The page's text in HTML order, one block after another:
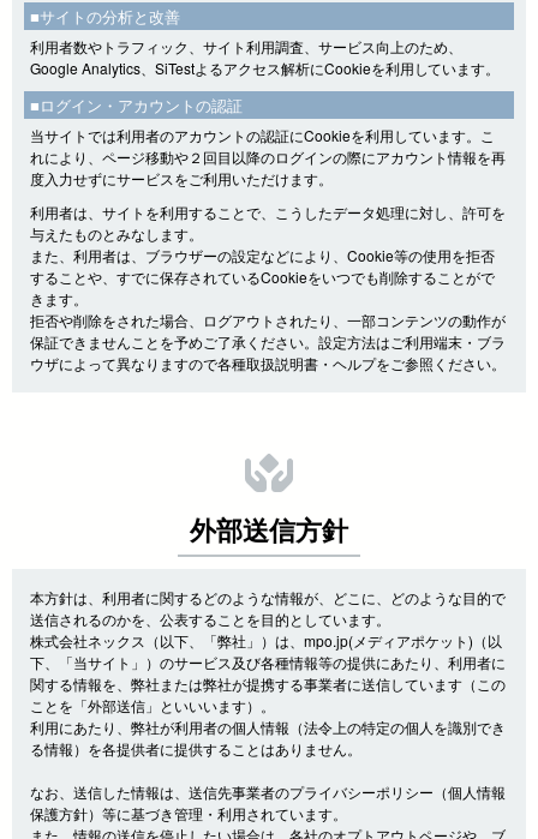
■サイトの分析と改善
利用者数やトラフィック、サイト利用調査、サービス向上のため、
Google Analytics、SiTestよるアクセス解析にCookieを利用しています。
■ログイン・アカウントの認証
当サイトでは利用者のアカウントの認証にCookieを利用しています。こ
れにより、ページ移動や２回目以降のログインの際にアカウント情報を再
度入力せずにサービスをご利用いただけます。
利用者は、サイトを利用することで、こうしたデータ処理に対し、許可を
与えたものとみなします。
また、利用者は、ブラウザーの設定などにより、Cookie等の使用を拒否
することや、すでに保存されているCookieをいつでも削除することがで
きます。
拒否や削除をされた場合、ログアウトされたり、一部コンテンツの動作が
保証できませんことを予めご了承ください。設定方法はご利用端末・ブラ
ウザによって異なりますので各種取扱説明書・ヘルプをご参照ください。
外部送信方針
本方針は、利用者に関するどのような情報が、どこに、どのような目的で
送信されるのかを、公表することを目的としています。
株式会社ネックス（以下、「弊社」）は、mpo.jp(メディアポケット)（以
下、「当サイト」）のサービス及び各種情報等の提供にあたり、利用者に
関する情報を、弊社または弊社が提携する事業者に送信しています（この
ことを「外部送信」といいいます）。
利用にあたり、弊社が利用者の個人情報（法令上の特定の個人を識別でき
る情報）を各提供者に提供することはありません。
なお、送信した情報は、送信先事業者のプライバシーポリシー（個人情報
保護方針）等に基づき管理・利用されています。
また、情報の送信を停止したい場合は、各社のオプトアウトページや、ブ